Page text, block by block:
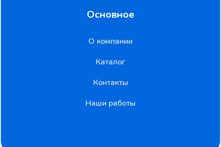
Основное
О компании
Каталог
Контакты
Наши работы